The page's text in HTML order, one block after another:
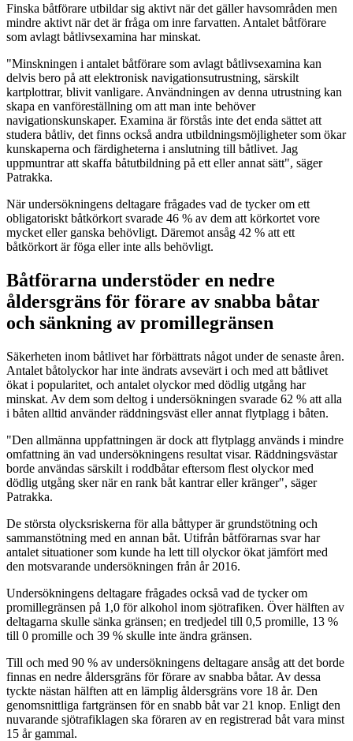
Finska båtförare utbildar sig aktivt när det gäller havsområden men
mindre aktivt när det är fråga om inre farvatten. Antalet båtförare
som avlagt båtlivsexamina har minskat.
"Minskningen i antalet båtförare som avlagt båtlivsexamina kan
delvis bero på att elektronisk navigationsutrustning, särskilt
kartplottrar, blivit vanligare. Användningen av denna utrustning kan
skapa en vanföreställning om att man inte behöver
navigationskunskaper. Examina är förstås inte det enda sättet att
studera båtliv, det finns också andra utbildningsmöjligheter som ökar
kunskaperna och färdigheterna i anslutning till båtlivet. Jag
uppmuntrar att skaffa båtutbildning på ett eller annat sätt", säger
Patrakka.
När undersökningens deltagare frågades vad de tycker om ett
obligatoriskt båtkörkort svarade 46 % av dem att körkortet vore
mycket eller ganska behövligt. Däremot ansåg 42 % att ett
båtkörkort är föga eller inte alls behövligt.
Båtförarna understöder en nedre
åldersgräns för förare av snabba båtar
och sänkning av promillegränsen
Säkerheten inom båtlivet har förbättrats något under de senaste åren.
Antalet båtolyckor har inte ändrats avsevärt i och med att båtlivet
ökat i popularitet, och antalet olyckor med dödlig utgång har
minskat. Av dem som deltog i undersökningen svarade 62 % att alla
i båten alltid använder räddningsväst eller annat flytplagg i båten.
"Den allmänna uppfattningen är dock att flytplagg används i mindre
omfattning än vad undersökningens resultat visar. Räddningsvästar
borde användas särskilt i roddbåtar eftersom flest olyckor med
dödlig utgång sker när en rank båt kantrar eller kränger", säger
Patrakka.
De största olycksriskerna för alla båttyper är grundstötning och
sammanstötning med en annan båt. Utifrån båtförarnas svar har
antalet situationer som kunde ha lett till olyckor ökat jämfört med
den motsvarande undersökningen från år 2016.
Undersökningens deltagare frågades också vad de tycker om
promillegränsen på 1,0 för alkohol inom sjötrafiken. Över hälften av
deltagarna skulle sänka gränsen; en tredjedel till 0,5 promille, 13 %
till 0 promille och 39 % skulle inte ändra gränsen.
Till och med 90 % av undersökningens deltagare ansåg att det borde
finnas en nedre åldersgräns för förare av snabba båtar. Av dessa
tyckte nästan hälften att en lämplig åldersgräns vore 18 år. Den
genomsnittliga fartgränsen för en snabb båt var 21 knop. Enligt den
nuvarande sjötrafiklagen ska föraren av en registrerad båt vara minst
15 år gammal.